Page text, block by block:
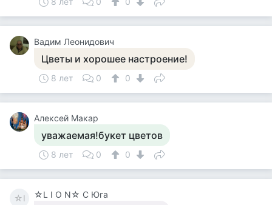
Вадим Леонидович
Цветы и хорошее настроение!
8 лет 0 0
Алексей Макар
уважаемая!букет цветов
8 лет 0 0
☆I ☆L I O N☆ С Юга